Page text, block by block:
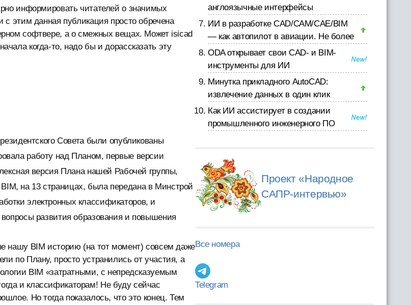
информировать читателей о значимых
этим данная публикация просто обречена
софтвере, а о смежных вещах. Может isicad
когда-то, надо бы и дорассказать эту
Совета были опубликованы
работу над Планом, первые версии
версия Плана нашей Рабочей группы,
на 13 страницах, была передана в Минстрой
электронных классификаторов, и
вопросы развития образования и повышения
нашу BIM историю (на тот момент) совсем даже
по Плану, просто устранились от участия, а
BIM «затратными, с непредсказуемым
и классификаторам! Не буду сейчас
Но тогда показалось, что это конец. Тем
англоязычные интерфейсы
ИИ в разработке CAD/CAM/CAE/BIM
— как автопилот в авиации. Не более
ODA открывает свои CAD- и BIM-
инструменты для ИИ
Минутка прикладного AutoCAD:
извлечение данных в один клик
Как ИИ ассистирует в создании
промышленного инженерного ПО
Проект «Народное
САПР-интервью»
Все номера
Telegram